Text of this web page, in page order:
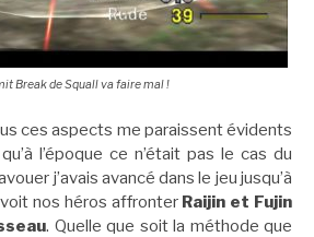
Break de Squall va faire mal !
ces aspects me paraissent évidents
l’époque ce n’était pas le cas du
j’avais avancé dans le jeu jusqu’à
nos héros affronter Raijin et Fujin
. Quelle que soit la méthode que